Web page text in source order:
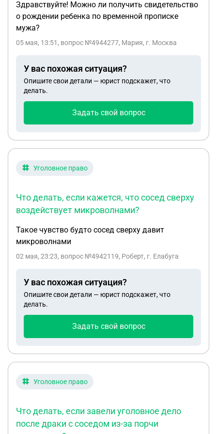
Здравствуйте! Можно ли получить свидетельство
о рождении ребенка по временной прописке
мужа?
05 мая, 13:51 , вопрос №4944277, Мария, г. Москва
У вас похожая ситуация?
Опишите свои детали — юрист подскажет, что
делать.
Задать свой вопрос
Уголовное право
Что делать, если кажется, что сосед сверху
воздействует микроволнами?
Такое чувство будто сосед сверху давит
микроволнами
02 мая, 23:23, вопрос №4942119, Роберт, г. Елабуга
У вас похожая ситуация?
Опишите свои детали — юрист подскажет, что
делать.
Задать свой вопрос
Уголовное право
Что делать, если завели уголовное дело
после драки с соседом из-за порчи